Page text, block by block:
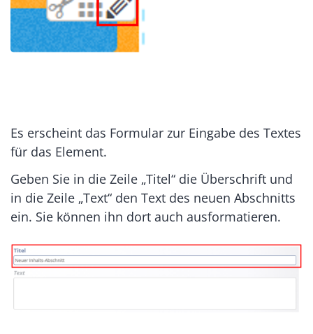
Es erscheint das Formular zur Eingabe des Textes
für das Element.
Geben Sie in die Zeile „Titel“ die Überschrift und
in die Zeile „Text“ den Text des neuen Abschnitts
ein. Sie können ihn dort auch ausformatieren.